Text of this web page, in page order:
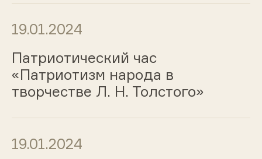
19.01.2024
Патриотический час
«Патриотизм народа в
творчестве Л. Н. Толстого»
19.01.2024